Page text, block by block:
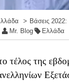
Βάσεις
Mr. Blog Ελλάδα
τέλος της